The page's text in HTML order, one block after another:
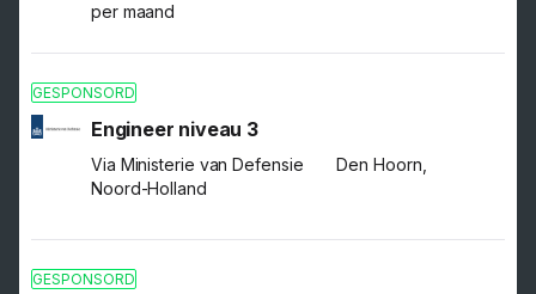
per maand
GESPONSORD
Engineer niveau 3
Via Ministerie van Defensie
Den Hoorn,
Noord-Holland
GESPONSORD